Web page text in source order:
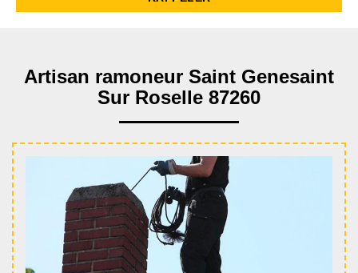
Artisan ramoneur Saint Genesaint
Sur Roselle 87260